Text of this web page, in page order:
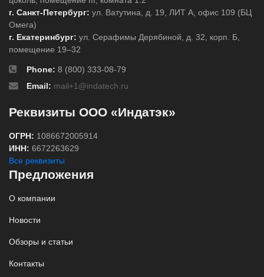
г. Санкт-Петербург: ул. Ватутина, д. 19, ЛИТ А, офис 109 (БЦ
Омега)
г. Екатеринбург: ул. Серафимы Дерябиной, д. 32, корп. Б,
помещение 19–32
Phone: 8 (800) 333-08-79
Email: mail+1@indatech.ru
Реквизиты ООО «Индатэк»
ОГРН: 1086672005914
ИНН: 6672263629
Все реквизиты
Предложения
О компании
Новости
Обзоры и статьи
Контакты